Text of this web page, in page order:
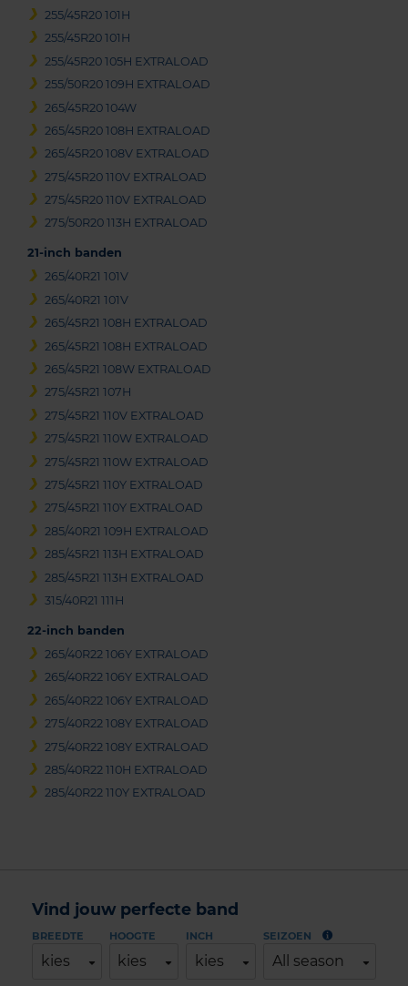
255/45R20 101H
255/45R20 101H
255/45R20 105H EXTRALOAD
255/50R20 109H EXTRALOAD
265/45R20 104W
265/45R20 108H EXTRALOAD
265/45R20 108V EXTRALOAD
275/45R20 110V EXTRALOAD
275/45R20 110V EXTRALOAD
275/50R20 113H EXTRALOAD
21-inch banden
265/40R21 101V
265/40R21 101V
265/45R21 108H EXTRALOAD
265/45R21 108H EXTRALOAD
265/45R21 108W EXTRALOAD
275/45R21 107H
275/45R21 110V EXTRALOAD
275/45R21 110W EXTRALOAD
275/45R21 110W EXTRALOAD
275/45R21 110Y EXTRALOAD
275/45R21 110Y EXTRALOAD
285/40R21 109H EXTRALOAD
285/45R21 113H EXTRALOAD
285/45R21 113H EXTRALOAD
315/40R21 111H
22-inch banden
265/40R22 106Y EXTRALOAD
265/40R22 106Y EXTRALOAD
265/40R22 106Y EXTRALOAD
275/40R22 108Y EXTRALOAD
275/40R22 108Y EXTRALOAD
285/40R22 110H EXTRALOAD
285/40R22 110Y EXTRALOAD
Vind jouw perfecte band
BREEDTE
kies
HOOGTE
kies
INCH
kies
SEIZOEN
All season